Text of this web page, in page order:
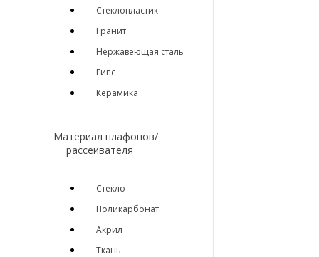
Стеклопластик
Гранит
Нержавеющая сталь
Гипс
Керамика
Материал плафонов/
рассеивателя
Стекло
Поликарбонат
Акрил
Ткань